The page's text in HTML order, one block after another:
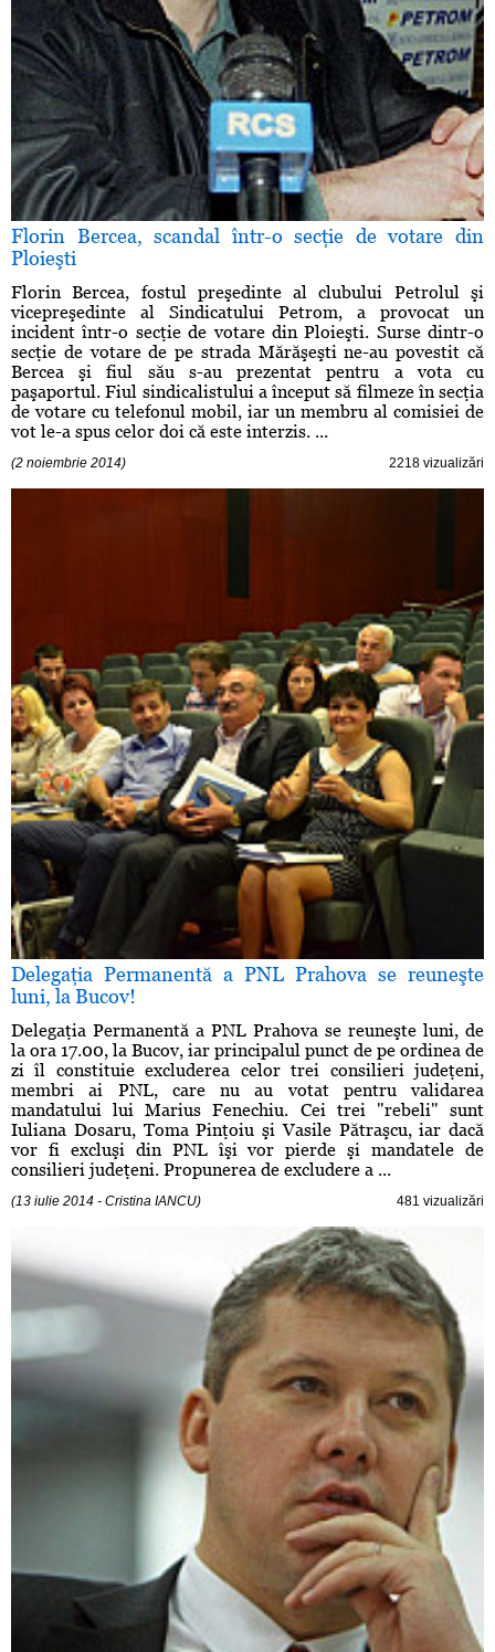
Florin Bercea, scandal într-o secţie de votare din
Ploieşti
Florin Bercea, fostul preşedinte al clubului Petrolul şi
vicepreşedinte al Sindicatului Petrom, a provocat un
incident într-o secţie de votare din Ploieşti. Surse dintr-o
secţie de votare de pe strada Mărăşeşti ne-au povestit că
Bercea şi fiul său s-au prezentat pentru a vota cu
paşaportul. Fiul sindicalistului a început să filmeze în secţia
de votare cu telefonul mobil, iar un membru al comisiei de
vot le-a spus celor doi că este interzis. ...
(2 noiembrie 2014) 2218 vizualizări
Delegaţia Permanentă a PNL Prahova se reuneşte
luni, la Bucov!
Delegaţia Permanentă a PNL Prahova se reuneşte luni, de
la ora 17.00, la Bucov, iar principalul punct de pe ordinea de
zi îl constituie excluderea celor trei consilieri judeţeni,
membri ai PNL, care nu au votat pentru validarea
mandatului lui Marius Fenechiu. Cei trei "rebeli" sunt
Iuliana Dosaru, Toma Pinţoiu şi Vasile Pătraşcu, iar dacă
vor fi excluşi din PNL îşi vor pierde şi mandatele de
consilieri judeţeni. Propunerea de excludere a ...
(13 iulie 2014 - Cristina IANCU) 481 vizualizări